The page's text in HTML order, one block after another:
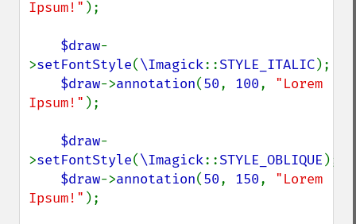
Ipsum!" );
$draw-
>setFontStyle(\Imagick::STYLE_ITALIC);
$draw->annotation(50, 100, "Lorem
Ipsum!" );
$draw-
>setFontStyle(\Imagick::STYLE_OBLIQUE );
$draw->annotation(50, 150, "Lorem
Ipsum!" );